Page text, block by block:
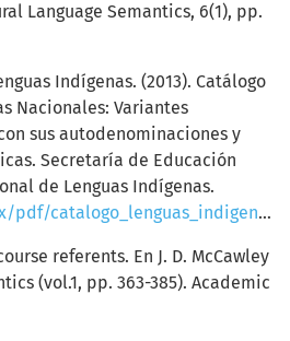
Language Semantics, 6(1), pp.
Indígenas. (2013). Catálogo
Nacionales: Variantes
sus autodenominaciones y
Secretaría de Educación
de Lenguas Indígenas.
catalogo_lenguas_indigenas.pdf
referents. En J. D. McCawley
(vol.1, pp. 363-385). Academic